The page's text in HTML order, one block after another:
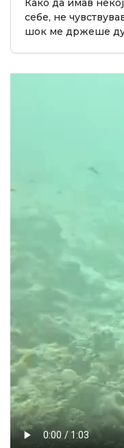
Како да имав
себе, не
шок ме држеше